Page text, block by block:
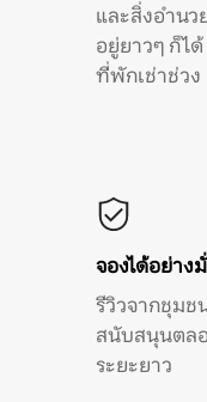
และสิ่งอำนว
อยู่ยาวๆ ก็ไ
ที่พักเช่าช่วง
จองได้อย่าง
รีวิวจากชุมช
สนับสนุนตล
ระยะยาว